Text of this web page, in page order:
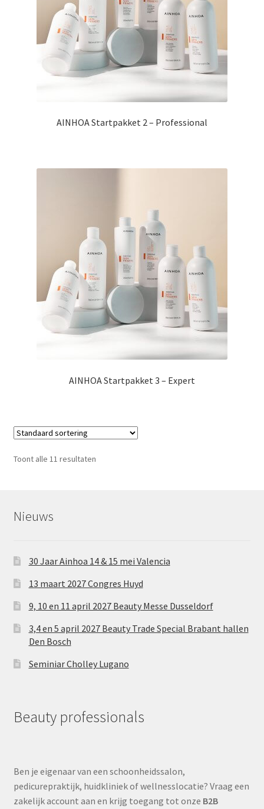
AINHOA Startpakket 2 – Professional
AINHOA Startpakket 3 – Expert
Toont alle 11 resultaten
Nieuws
30 Jaar Ainhoa 14 & 15 mei Valencia
13 maart 2027 Congres Huyd
9, 10 en 11 april 2027 Beauty Messe Dusseldorf
3,4 en 5 april 2027 Beauty Trade Special Brabant hallen
Den Bosch
Seminiar Cholley Lugano
Beauty professionals
Ben je eigenaar van een schoonheidssalon,
pedicurepraktijk, huidkliniek of wellnesslocatie? Vraag een
zakelijk account aan en krijg toegang tot onze B2B